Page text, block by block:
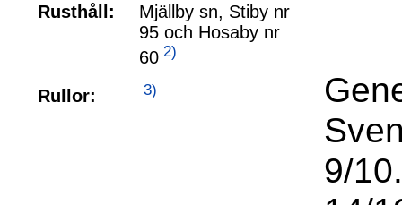
Rusthåll:
Mjällby sn, Stiby nr
95 och Hosaby nr
60 2)
Rullor: 3)
9/